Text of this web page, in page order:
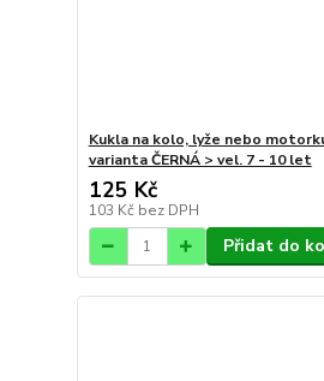
Kukla na kolo, lyže nebo
varianta ČERNÁ > vel. 7 - 10 let
125 Kč
103 Kč bez DPH
Přidat do